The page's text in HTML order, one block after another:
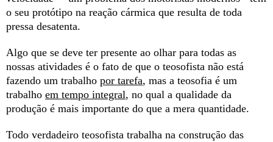
o seu protótipo na reação cármica que resulta de toda
pressa desatenta.
Algo que se deve ter presente ao olhar para todas as
nossas atividades é o fato de que o teosofista não está
fazendo um trabalho por tarefa, mas a teosofia é um
trabalho em tempo integral, no qual a qualidade da
produção é mais importante do que a mera quantidade.
Todo verdadeiro teosofista trabalha na construção das